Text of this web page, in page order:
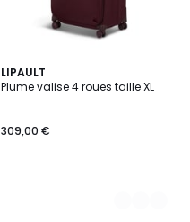
LIPAULT
Plume valise 4 roues taille XL
309,00 €
2
Couleurs